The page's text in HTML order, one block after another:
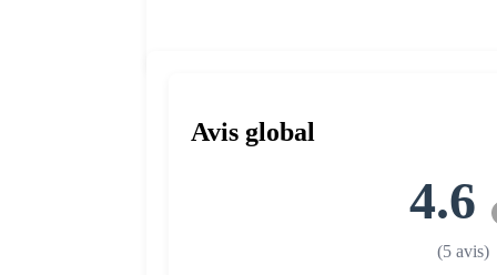
Avis global
4.6
(5 avis)